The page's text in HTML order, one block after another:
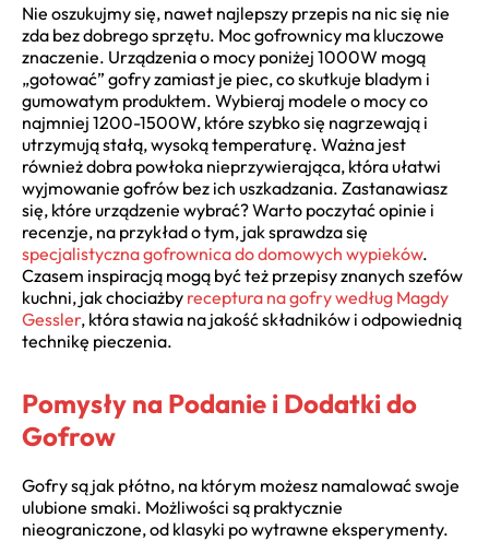
Nie oszukujmy się, nawet najlepszy przepis na nic się nie
zda bez dobrego sprzętu. Moc gofrownicy ma kluczowe
znaczenie. Urządzenia o mocy poniżej 1000W mogą
„gotować” gofry zamiast je piec, co skutkuje bladym i
gumowatym produktem. Wybieraj modele o mocy co
najmniej 1200-1500W, które szybko się nagrzewają i
utrzymują stałą, wysoką temperaturę. Ważna jest
również dobra powłoka nieprzywierająca, która ułatwi
wyjmowanie gofrów bez ich uszkadzania. Zastanawiasz
się, które urządzenie wybrać? Warto poczytać opinie i
recenzje, na przykład o tym, jak sprawdza się
specjalistyczna gofrownica do domowych wypieków.
Czasem inspiracją mogą być też przepisy znanych szefów
kuchni, jak chociażby receptura na gofry według Magdy
Gessler, która stawia na jakość składników i odpowiednią
technikę pieczenia.
Pomysły na Podanie i Dodatki do
Gofrow
Gofry są jak płótno, na którym możesz namalować swoje
ulubione smaki. Możliwości są praktycznie
nieograniczone, od klasyki po wytrawne eksperymenty.